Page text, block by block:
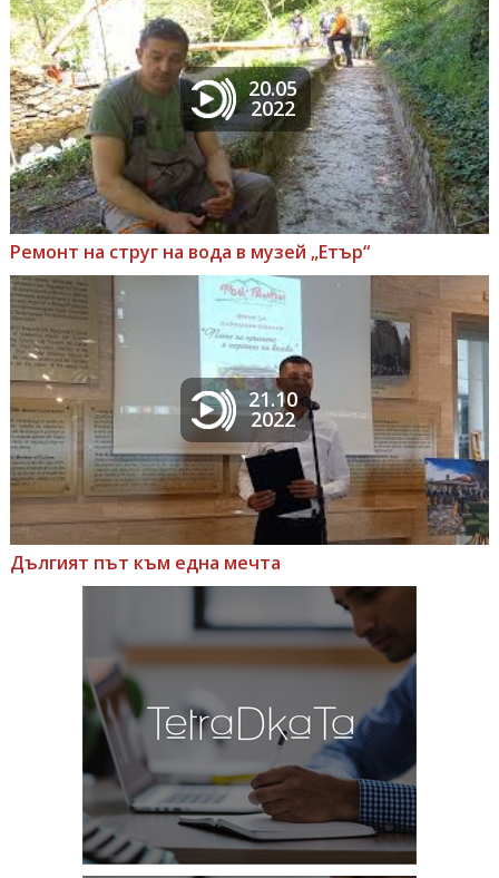
20.05
2022
Ремонт на струг на вода в музей „Етър“
21.10
2022
Дългият път към една мечта